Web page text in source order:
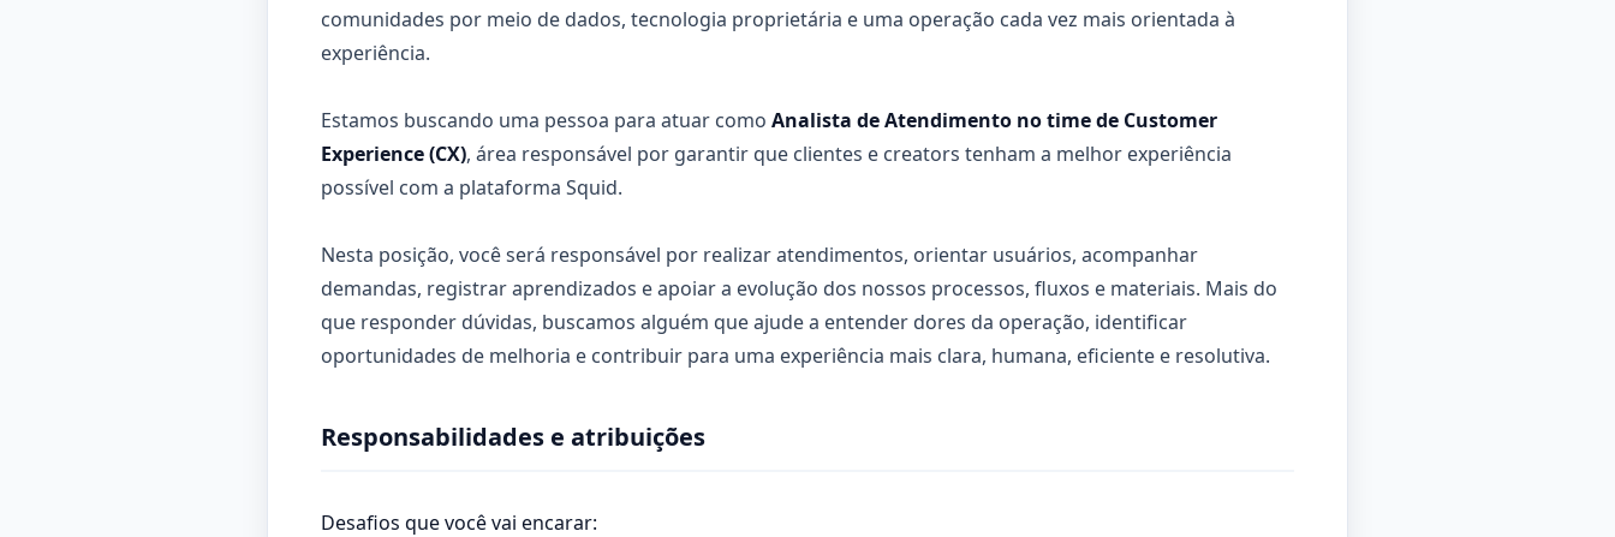
comunidades por meio de dados, tecnologia proprietária e uma operação cada vez mais orientada à
experiência.
Estamos buscando uma pessoa para atuar como Analista de Atendimento no time de Customer
Experience (CX), área responsável por garantir que clientes e creators tenham a melhor experiência
possível com a plataforma Squid.
Nesta posição, você será responsável por realizar atendimentos, orientar usuários, acompanhar
demandas, registrar aprendizados e apoiar a evolução dos nossos processos, fluxos e materiais. Mais do
que responder dúvidas, buscamos alguém que ajude a entender dores da operação, identificar
oportunidades de melhoria e contribuir para uma experiência mais clara, humana, eficiente e resolutiva.
Responsabilidades e atribuições
Desafios que você vai encarar: